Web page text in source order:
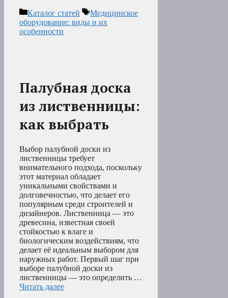
Рубрики
Каталог статей Метки
Медицинское
оборудование: виды и их
особенности
Палубная доска
из лиственницы:
как выбрать
Выбор палубной доски из
лиственницы требует
внимательного подхода, поскольку
этот материал обладает
уникальными свойствами и
долговечностью, что делает его
популярным среди строителей и
дизайнеров. Лиственница — это
древесина, известная своей
стойкостью к влаге и
биологическим воздействиям, что
делает её идеальным выбором для
наружных работ. Первый шаг при
выборе палубной доски из
лиственницы — это определить …
Читать далее